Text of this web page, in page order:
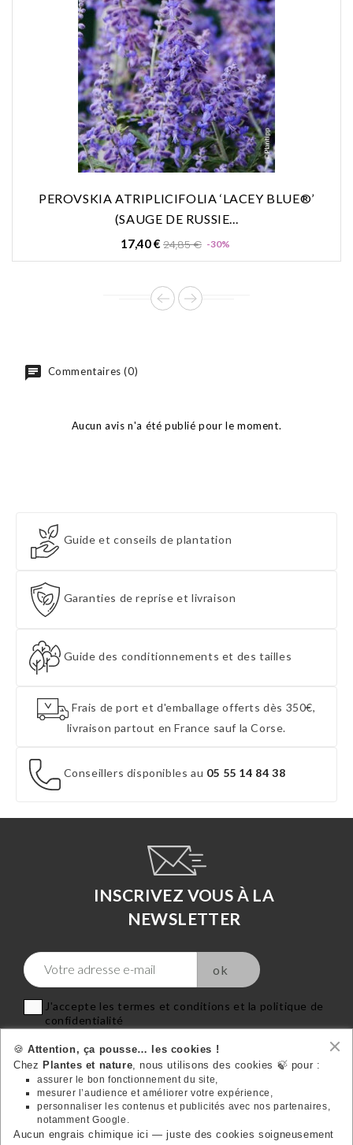
PEROVSKIA ATRIPLICIFOLIA ‘LACEY BLUE®’
(SAUGE DE RUSSIE...
17,40 € Prix
24,85 € -30%
Commentaires (0)
Aucun avis n'a été publié pour le moment.
Guide et conseils de plantation
Garanties de reprise et livraison
Guide des conditionnements et des tailles
Frais de port et d'emballage offerts dès 350€,
livraison partout en France sauf la Corse.
Conseillers disponibles au 05 55 14 84 38
INSCRIVEZ VOUS À LA
NEWSLETTER
J'accepte les termes et conditions et la politique de
confidentialité
VOTRE COMPTE 
🍪Attention, ça pousse… les cookies !
Chez Plantes et nature, nous utilisons des cookies 🍃 pour :
assurer le bon fonctionnement du site,
mesurer l’audience et améliorer votre expérience,
personnaliser les contenus et publicités avec nos partenaires,
notamment Google.
Aucun engrais chimique ici — juste des cookies soigneusement